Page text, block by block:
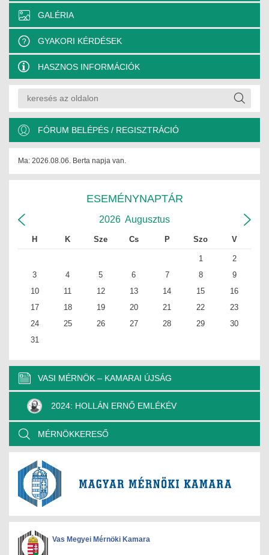
JOGI KÖTELEZETTSÉGEK
SZAKMAI KÖTELEZETTSÉGEK
MÉRNÖKI VÁLLALKOZÁSOK
MÉRNÖKI VÁLLALKOZÁSOK
SZEMÉLYES PORTFÓLIÓK
GALÉRIA
GYAKORI KÉRDÉSEK
HASZNOS INFORMÁCIÓK
FÓRUM BELÉPÉS / REGISZTRÁCIÓ
Ma: 2026.08.06. Berta napja van.
ESEMÉNYNAPTÁR
2026 Augusztus
H K Sze Cs P Szo V
1
2
3
4 5 6 7 8
9
10
11 12 13 14 15
16
17
18 19 20 21 22
23
24
25 26 27 28 29
30
31
VASI MÉRNÖK – KAMARAI ÚJSÁG
2024: HOLLÁN ERNŐ EMLÉKÉV
MÉRNÖKKERESŐ
Vas Megyei Mérnöki Kamara